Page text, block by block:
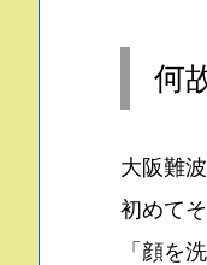
何
大阪難
初めて
「顔を